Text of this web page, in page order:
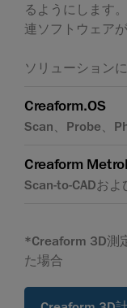
るようにします
連ソフトウェア
ソリューション
Creaform.OS
Scan、Probe、
Creaform
Scan-to-CADお
*Creaform 3D測
た場合